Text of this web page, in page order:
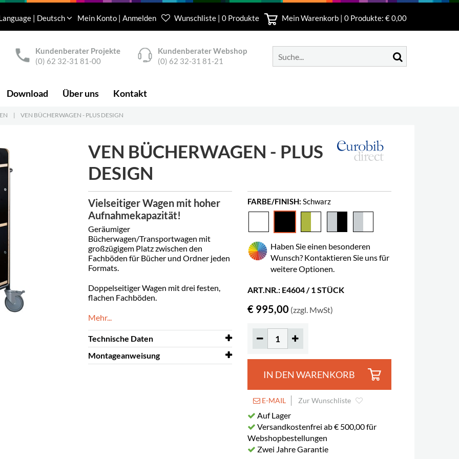
| Deutsch Mein Konto | Anmelden Wunschliste | 0 Produkte Mein Warenkorb | 0 Produkte: € 0,00
Kundenberater Projekte
(0) 62 32-31 81-00
Kundenberater Webshop
(0) 62 32-31 81-21
Download Über uns Kontakt
| VEN BÜCHERWAGEN - PLUS DESIGN
VEN BÜCHERWAGEN - PLUS
DESIGN
Vielseitiger Wagen mit hoher
Aufnahmekapazität!
Geräumiger
Bücherwagen/Transportwagen mit
großzügigem Platz zwischen den
Fachböden für Bücher und Ordner jeden
Formats.
Doppelseitiger Wagen mit drei festen,
flachen Fachböden.
Mehr...
Technische Daten
Breite
1015 mm
Montageanweisung
FARBE/FINISH: Schwarz
Haben Sie einen besonderen
Wunsch? Kontaktieren Sie uns für
weitere Optionen.
ART.NR.: E4604 / 1 STÜCK
€ 995,00 (zzgl. MwSt)
IN DEN WARENKORB
E-MAIL Zur Wunschliste
Auf Lager
Versandkostenfrei ab € 500,00 für
Webshopbestellungen
Zwei Jahre Garantie